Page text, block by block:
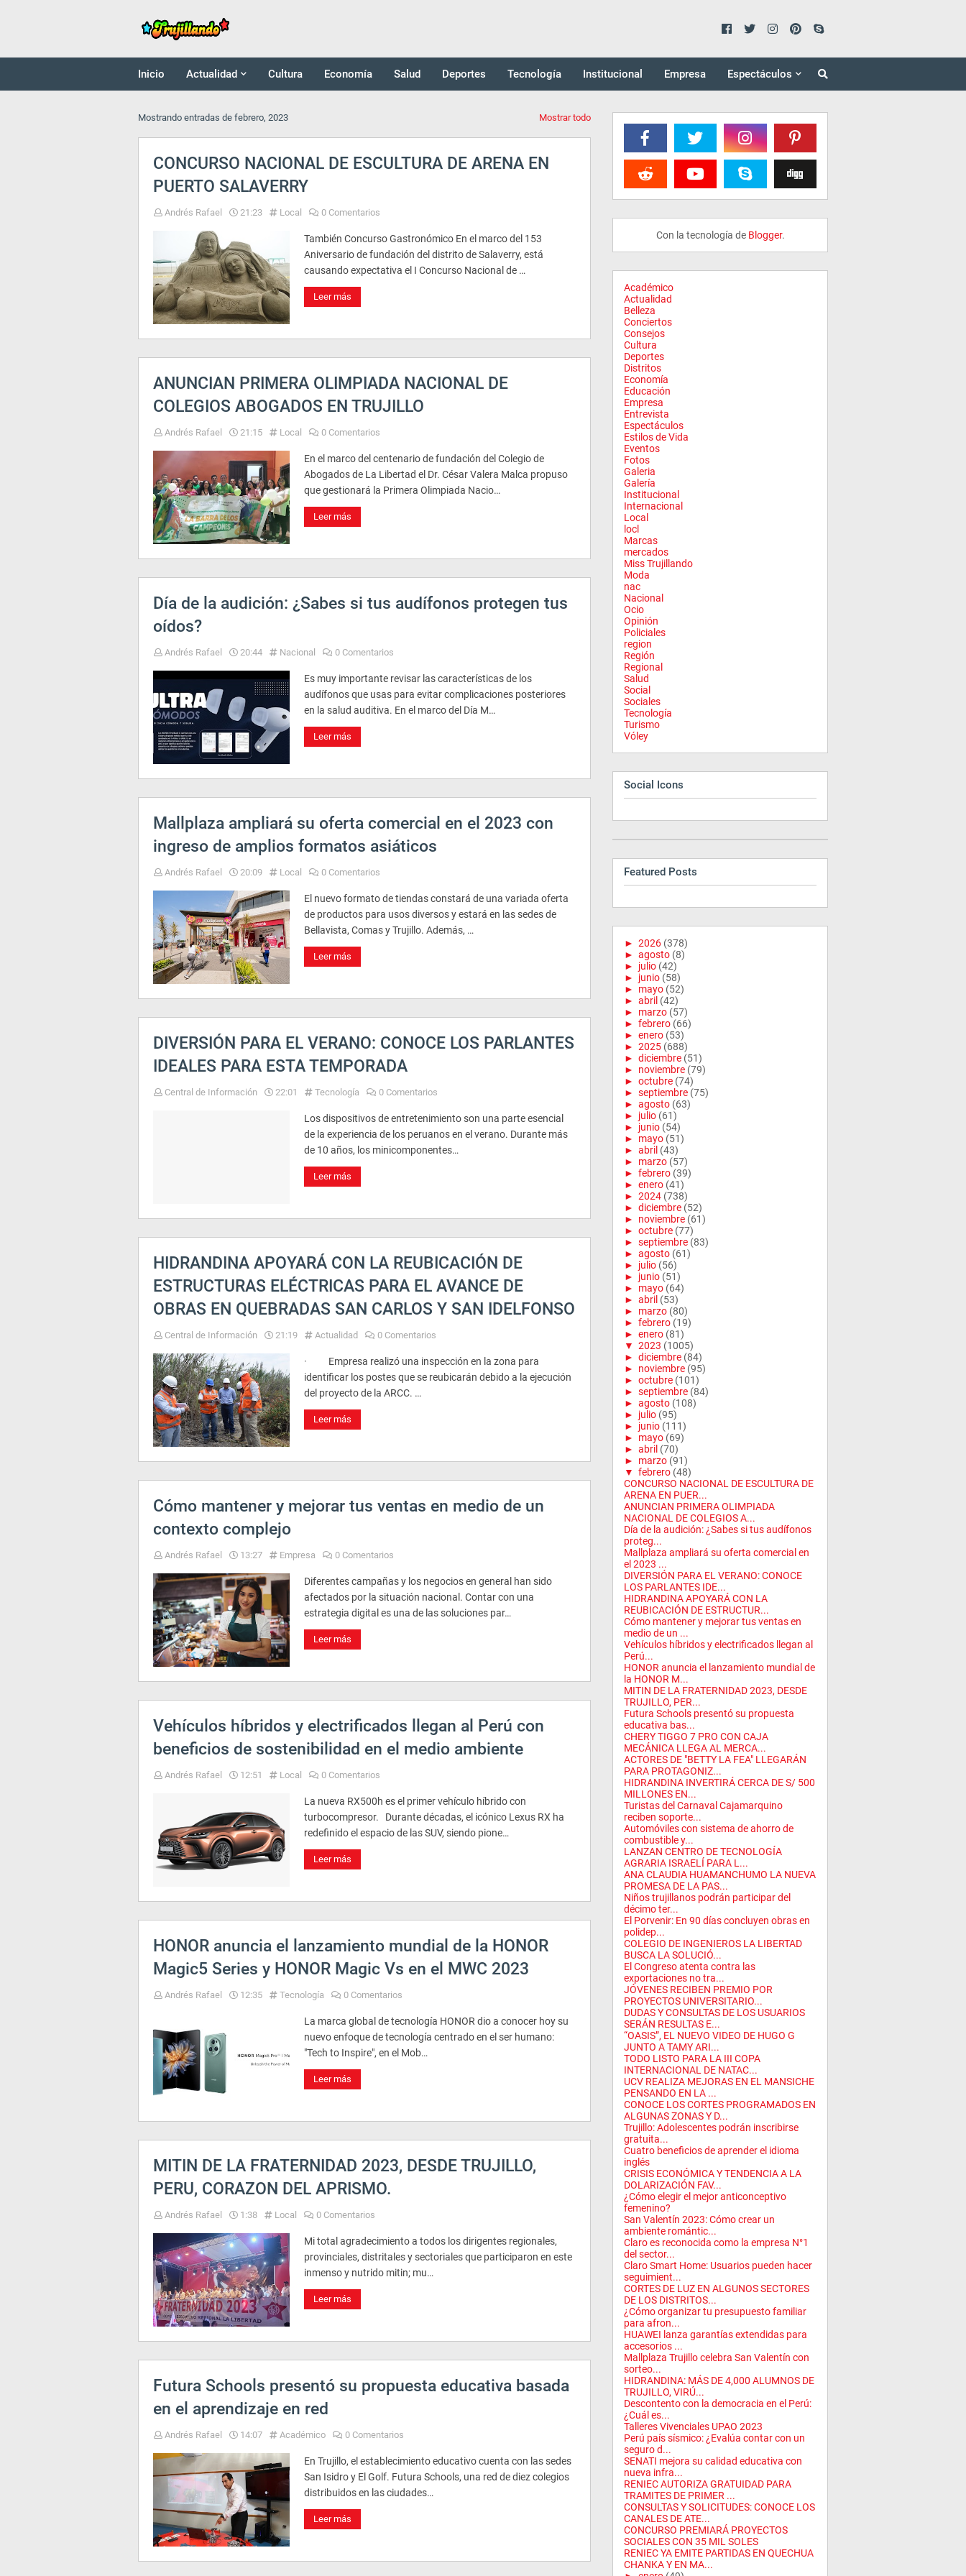
Inicio Actualidad Cultura Economía Salud Deportes Tecnología Institucional Empresa Espectáculos
Mostrando entradas de febrero, 2023 Mostrar todo
CONCURSO NACIONAL DE ESCULTURA DE ARENA EN
PUERTO SALAVERRY
Andrés Rafael 21:23 Local 0 Comentarios
También Concurso Gastronómico En el marco del 153
Aniversario de fundación del distrito de Salaverry, está
causando expectativa el I Concurso Nacional de …
Leer más
ANUNCIAN PRIMERA OLIMPIADA NACIONAL DE
COLEGIOS ABOGADOS EN TRUJILLO
Andrés Rafael 21:15 Local 0 Comentarios
En el marco del centenario de fundación del Colegio de
Abogados de La Libertad el Dr. César Valera Malca propuso
que gestionará la Primera Olimpiada Nacio…
Leer más
Día de la audición: ¿Sabes si tus audífonos protegen tus
oídos?
Andrés Rafael 20:44 Nacional 0 Comentarios
Es muy importante revisar las características de los
audífonos que usas para evitar complicaciones posteriores
en la salud auditiva. En el marco del Día M…
Leer más
Mallplaza ampliará su oferta comercial en el 2023 con
ingreso de amplios formatos asiáticos
Andrés Rafael 20:09 Local 0 Comentarios
El nuevo formato de tiendas constará de una variada oferta
de productos para usos diversos y estará en las sedes de
Bellavista, Comas y Trujillo. Además, …
Leer más
DIVERSIÓN PARA EL VERANO: CONOCE LOS PARLANTES
IDEALES PARA ESTA TEMPORADA
Central de Información 22:01 Tecnología 0 Comentarios
Los dispositivos de entretenimiento son una parte esencial
de la experiencia de los peruanos en el verano. Durante más
de 10 años, los minicomponentes…
Leer más
HIDRANDINA APOYARÁ CON LA REUBICACIÓN DE
ESTRUCTURAS ELÉCTRICAS PARA EL AVANCE DE
OBRAS EN QUEBRADAS SAN CARLOS Y SAN IDELFONSO
Central de Información 21:19 Actualidad 0 Comentarios
· Empresa realizó una inspección en la zona para
identificar los postes que se reubicarán debido a la ejecución
del proyecto de la ARCC. …
Leer más
Cómo mantener y mejorar tus ventas en medio de un
contexto complejo
Andrés Rafael 13:27 Empresa 0 Comentarios
Diferentes campañas y los negocios en general han sido
afectados por la situación nacional. Contar con una
estrategia digital es una de las soluciones par…
Leer más
Vehículos híbridos y electrificados llegan al Perú con
beneficios de sostenibilidad en el medio ambiente
Andrés Rafael 12:51 Local 0 Comentarios
La nueva RX500h es el primer vehículo híbrido con
turbocompresor. Durante décadas, el icónico Lexus RX ha
redefinido el espacio de las SUV, siendo pione…
Leer más
HONOR anuncia el lanzamiento mundial de la HONOR
Magic5 Series y HONOR Magic Vs en el MWC 2023
Andrés Rafael 12:35 Tecnología 0 Comentarios
La marca global de tecnología HONOR dio a conocer hoy su
nuevo enfoque de tecnología centrado en el ser humano:
"Tech to Inspire", en el Mob…
Leer más
MITIN DE LA FRATERNIDAD 2023, DESDE TRUJILLO,
PERU, CORAZON DEL APRISMO.
Andrés Rafael 1:38 Local 0 Comentarios
Mi total agradecimiento a todos los dirigentes regionales,
provinciales, distritales y sectoriales que participaron en este
inmenso y nutrido mitin; mu…
Leer más
Futura Schools presentó su propuesta educativa basada
en el aprendizaje en red
Andrés Rafael 14:07 Académico 0 Comentarios
En Trujillo, el establecimiento educativo cuenta con las sedes
San Isidro y El Golf. Futura Schools, una red de diez colegios
distribuidos en las ciudades…
Leer más
Con la tecnología de Blogger.
Académico
Actualidad
Belleza
Conciertos
Consejos
Cultura
Deportes
Distritos
Economía
Educación
Empresa
Entrevista
Espectáculos
Estilos de Vida
Eventos
Fotos
Galeria
Galería
Institucional
Internacional
Local
locl
Marcas
mercados
Miss Trujillando
Moda
nac
Nacional
Ocio
Opinión
Policiales
region
Región
Regional
Salud
Social
Sociales
Tecnología
Turismo
Vóley
Social Icons
Featured Posts
► 2026 (378)
► agosto (8)
► julio (42)
► junio (58)
► mayo (52)
► abril (42)
► marzo (57)
► febrero (66)
► enero (53)
► 2025 (688)
► diciembre (51)
► noviembre (79)
► octubre (74)
► septiembre (75)
► agosto (63)
► julio (61)
► junio (54)
► mayo (51)
► abril (43)
► marzo (57)
► febrero (39)
► enero (41)
► 2024 (738)
► diciembre (52)
► noviembre (61)
► octubre (77)
► septiembre (83)
► agosto (61)
► julio (56)
► junio (51)
► mayo (64)
► abril (53)
► marzo (80)
► febrero (19)
► enero (81)
▼ 2023 (1005)
► diciembre (84)
► noviembre (95)
► octubre (101)
► septiembre (84)
► agosto (108)
► julio (95)
► junio (111)
► mayo (69)
► abril (70)
► marzo (91)
▼ febrero (48)
CONCURSO NACIONAL DE ESCULTURA DE
ARENA EN PUER...
ANUNCIAN PRIMERA OLIMPIADA
NACIONAL DE COLEGIOS A...
Día de la audición: ¿Sabes si tus audífonos
proteg...
Mallplaza ampliará su oferta comercial en
el 2023 ...
DIVERSIÓN PARA EL VERANO: CONOCE
LOS PARLANTES IDE...
HIDRANDINA APOYARÁ CON LA
REUBICACIÓN DE ESTRUCTUR...
Cómo mantener y mejorar tus ventas en
medio de un ...
Vehículos híbridos y electrificados llegan al
Perú...
HONOR anuncia el lanzamiento mundial de
la HONOR M...
MITIN DE LA FRATERNIDAD 2023, DESDE
TRUJILLO, PER...
Futura Schools presentó su propuesta
educativa bas...
CHERY TIGGO 7 PRO CON CAJA
MECÁNICA LLEGA AL MERCA...
ACTORES DE "BETTY LA FEA" LLEGARÁN
PARA PROTAGONIZ...
HIDRANDINA INVERTIRÁ CERCA DE S/ 500
MILLONES EN...
Turistas del Carnaval Cajamarquino
reciben soporte...
Automóviles con sistema de ahorro de
combustible y...
LANZAN CENTRO DE TECNOLOGÍA
AGRARIA ISRAELÍ PARA L...
ANA CLAUDIA HUAMANCHUMO LA NUEVA
PROMESA DE LA PAS...
Niños trujillanos podrán participar del
décimo ter...
El Porvenir: En 90 días concluyen obras en
polidep...
COLEGIO DE INGENIEROS LA LIBERTAD
BUSCA LA SOLUCIÓ...
El Congreso atenta contra las
exportaciones no tra...
JÓVENES RECIBEN PREMIO POR
PROYECTOS UNIVERSITARIO...
DUDAS Y CONSULTAS DE LOS USUARIOS
SERÁN RESULTAS E...
“OASIS”, EL NUEVO VIDEO DE HUGO G
JUNTO A TAMY ARI...
TODO LISTO PARA LA III COPA
INTERNACIONAL DE NATAC...
UCV REALIZA MEJORAS EN EL MANSICHE
PENSANDO EN LA ...
CONOCE LOS CORTES PROGRAMADOS EN
ALGUNAS ZONAS Y D...
Trujillo: Adolescentes podrán inscribirse
gratuita...
Cuatro beneficios de aprender el idioma
inglés
CRISIS ECONÓMICA Y TENDENCIA A LA
DOLARIZACIÓN FAV...
¿Cómo elegir el mejor anticonceptivo
femenino?
San Valentín 2023: Cómo crear un
ambiente romántic...
Claro es reconocida como la empresa N°1
del sector...
Claro Smart Home: Usuarios pueden hacer
seguimient...
CORTES DE LUZ EN ALGUNOS SECTORES
DE LOS DISTRITOS...
¿Cómo organizar tu presupuesto familiar
para afron...
HUAWEI lanza garantías extendidas para
accesorios ...
Mallplaza Trujillo celebra San Valentín con
sorteo...
HIDRANDINA: MÁS DE 4,000 ALUMNOS DE
TRUJILLO, VIRÚ...
Descontento con la democracia en el Perú:
¿Cuál es...
Talleres Vivenciales UPAO 2023
Perú país sísmico: ¿Evalúa contar con un
seguro d...
SENATI mejora su calidad educativa con
nueva infra...
RENIEC AUTORIZA GRATUIDAD PARA
TRAMITES DE PRIMER ...
CONSULTAS Y SOLICITUDES: CONOCE LOS
CANALES DE ATE...
CONCURSO PREMIARÁ PROYECTOS
SOCIALES CON 35 MIL SOLES
RENIEC YA EMITE PARTIDAS EN QUECHUA
CHANKA Y EN MA...